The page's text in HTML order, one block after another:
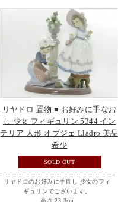
リヤドロ 置物 ■ お好みに手なお
し 少女 フィギュリン 5344 イン
テリア 人形 オブジェ Lladro 美品
希少
SOLD OUT
リヤドロのお好みに手直し 少女のフィ
ギュリンでございます。
高さ 23.3cm